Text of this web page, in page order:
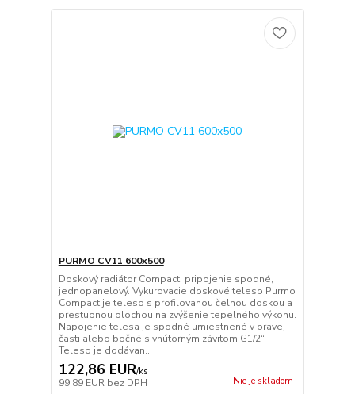
PURMO CV11 600x500
Doskový radiátor Compact, pripojenie spodné,
jednopanelový. Vykurovacie doskové teleso Purmo
Compact je teleso s profilovanou čelnou doskou a
prestupnou plochou na zvýšenie tepelného výkonu.
Napojenie telesa je spodné umiestnené v pravej
časti alebo bočné s vnútorným závitom G1/2“.
Teleso je dodávan...
122,86 EUR/ks
99,89 EUR bez DPH Nie je skladom